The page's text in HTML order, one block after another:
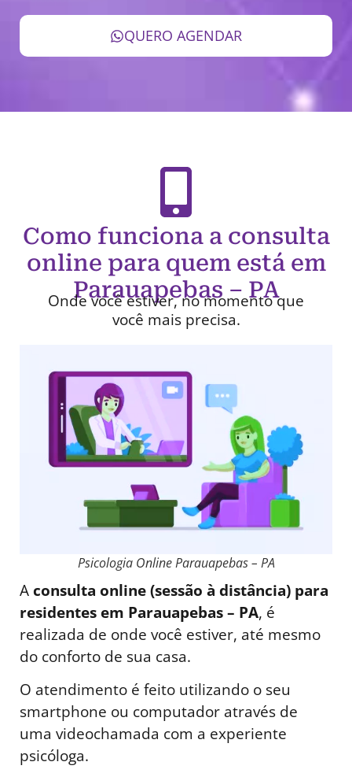
QUERO AGENDAR
Como funciona a consulta
online para quem está em
Parauapebas – PA
Onde você estiver, no momento que
você mais precisa.
Psicologia Online Parauapebas – PA
Aconsulta online (sessão à distância) para
residentes em Parauapebas – PA, é
realizada de onde você estiver, até mesmo
do conforto de sua casa.
O atendimento é feito utilizando o seu
smartphone ou computador através de
uma videochamada com a experiente
psicóloga.